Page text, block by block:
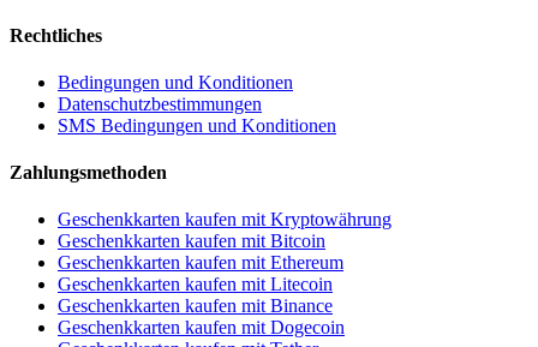
Rechtliches
Bedingungen und Konditionen
Datenschutzbestimmungen
SMS Bedingungen und Konditionen
Zahlungsmethoden
Geschenkkarten kaufen mit Kryptowährung
Geschenkkarten kaufen mit Bitcoin
Geschenkkarten kaufen mit Ethereum
Geschenkkarten kaufen mit Litecoin
Geschenkkarten kaufen mit Binance
Geschenkkarten kaufen mit Dogecoin